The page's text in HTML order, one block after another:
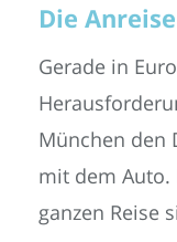
Die
Gerade in
München den
mit dem Auto.
ganzen Reise